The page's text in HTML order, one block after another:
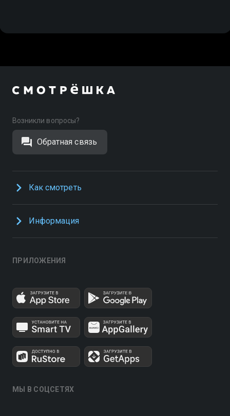
Возникли вопросы?
Обратная связь
Как смотреть
Информация
ПРИЛОЖЕНИЯ
МЫ В СОЦСЕТЯХ